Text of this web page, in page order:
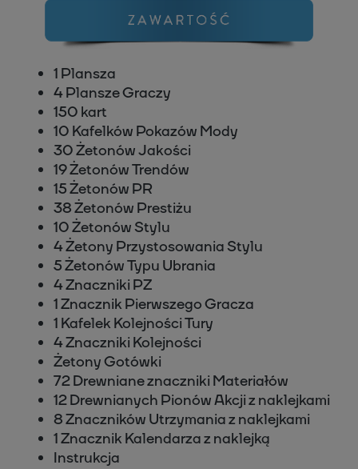
1 Plansza
4 Plansze Graczy
150 kart
10 Kafelków Pokazów Mody
30 Żetonów Jakości
19 Żetonów Trendów
15 Żetonów PR
38 Żetonów Prestiżu
10 Żetonów Stylu
4 Żetony Przystosowania Stylu
5 Żetonów Typu Ubrania
4 Znaczniki PZ
1 Znacznik Pierwszego Gracza
1 Kafelek Kolejności Tury
4 Znaczniki Kolejności
Żetony Gotówki
72 Drewniane znaczniki Materiałów
12 Drewnianych Pionów Akcji z naklejkami
8 Znaczników Utrzymania z naklejkami
1 Znacznik Kalendarza z naklejką
Instrukcja